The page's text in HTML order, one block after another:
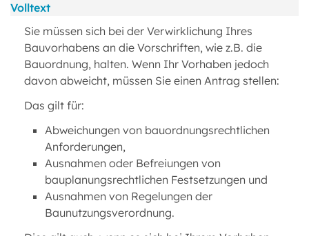
Volltext
Sie müssen sich bei der Verwirklichung Ihres
Bauvorhabens an die Vorschriften, wie z.B. die
Bauordnung, halten. Wenn Ihr Vorhaben jedoch
davon abweicht, müssen Sie einen Antrag stellen:
Das gilt für:
Abweichungen von bauordnungsrechtlichen
Anforderungen,
Ausnahmen oder Befreiungen von
bauplanungsrechtlichen Festsetzungen und
Ausnahmen von Regelungen der
Baunutzungsverordnung.